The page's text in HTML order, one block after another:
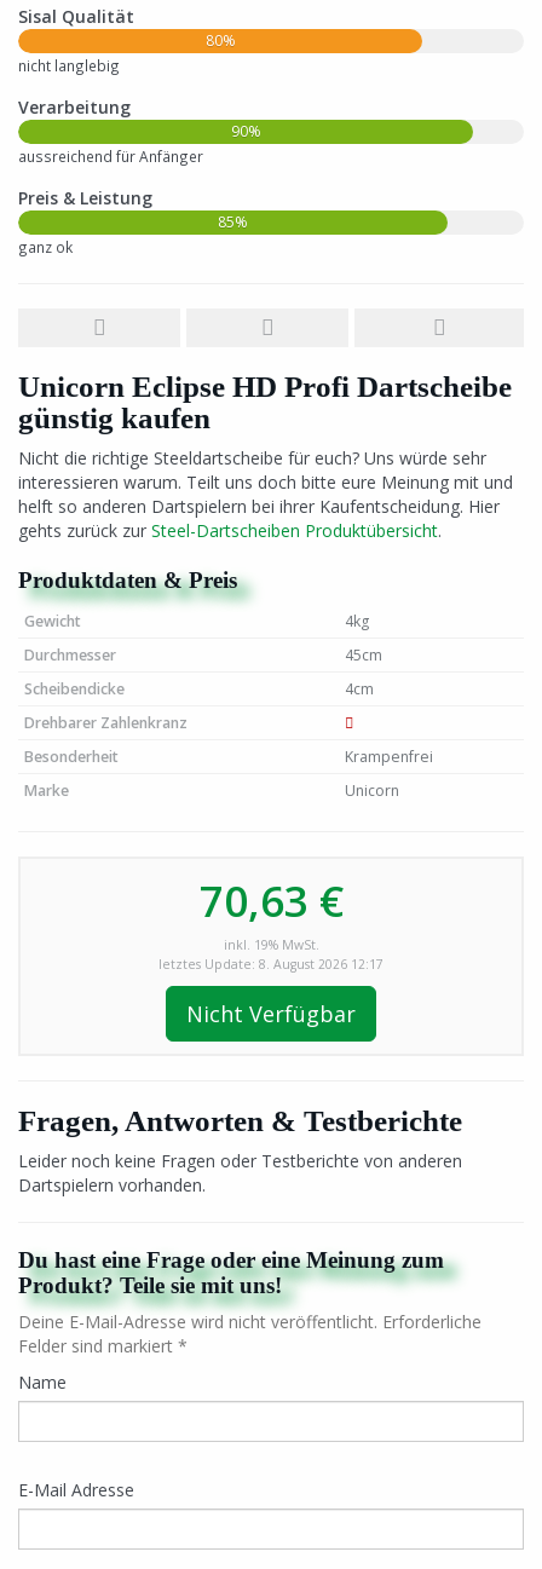
Sisal Qualität
80%
nicht langlebig
Verarbeitung
90%
aussreichend für Anfänger
Preis & Leistung
85%
ganz ok
Unicorn Eclipse HD Profi Dartscheibe
günstig kaufen
Nicht die richtige Steeldartscheibe für euch? Uns würde sehr
interessieren warum. Teilt uns doch bitte eure Meinung mit und
helft so anderen Dartspielern bei ihrer Kaufentscheidung. Hier
gehts zurück zur Steel-Dartscheiben Produktübersicht.
Produktdaten & Preis
Gewicht
4kg
Durchmesser
45cm
Scheibendicke
4cm
Drehbarer Zahlenkranz
Besonderheit
Krampenfrei
Marke
Unicorn
70,63 €
inkl. 19% MwSt.
letztes Update: 8. August 2026 12:17
Nicht Verfügbar
Fragen, Antworten & Testberichte
Leider noch keine Fragen oder Testberichte von anderen
Dartspielern vorhanden.
Du hast eine Frage oder eine Meinung zum
Produkt? Teile sie mit uns!
Deine E-Mail-Adresse wird nicht veröffentlicht. Erforderliche
Felder sind markiert *
Name
E-Mail Adresse